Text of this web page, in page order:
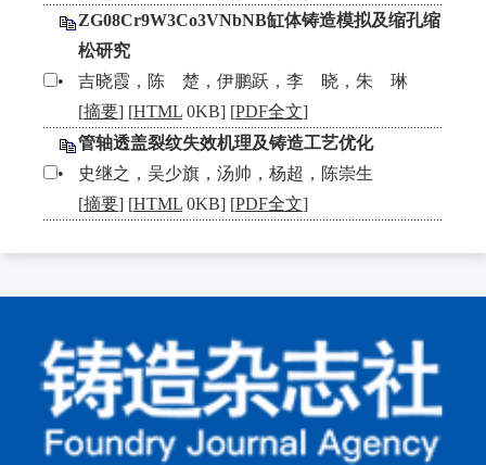
ZG08Cr9W3Co3VNbNB缸体铸造模拟及缩孔缩
松研究
•
吉晓霞，陈 楚，伊鹏跃，李 晓，朱 琳
[摘要] [HTML 0KB] [PDF全文]
管轴透盖裂纹失效机理及铸造工艺优化
•
史继之，吴少旗，汤帅，杨超，陈崇生
[摘要] [HTML 0KB] [PDF全文]